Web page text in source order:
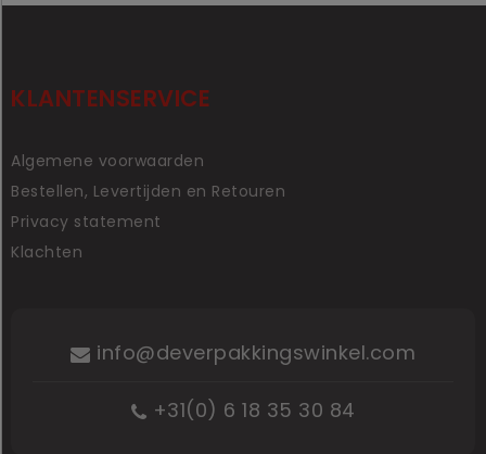
KLANTENSERVICE
Algemene voorwaarden
Bestellen, Levertijden en Retouren
Privacy statement
Klachten
info@deverpakkingswinkel.com
+31(0) 6 18 35 30 84